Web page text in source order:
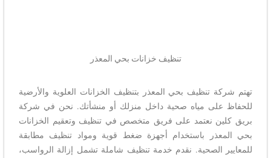
تنظيف خزانات بحي المعذر
تهتم شركة تنظيف بحي المعذر بتنظيف الخزانات العلوية والأرضية
للحفاظ على مياه صحية داخل منزلك أو منشأتك. نحن في شركة
بريق كلين نعتمد على فريق متخصص في تنظيف وتعقيم الخزانات
بحي المعذر باستخدام أجهزة ضغط قوية ومواد تنظيف مطابقة
للمعايير الصحية. نقدم خدمة تنظيف شاملة تشمل إزالة الرواسب،